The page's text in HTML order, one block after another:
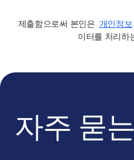
제출함으로써 본인은 개인정보
이터를 처리하
자주 묻